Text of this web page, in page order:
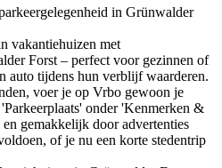
in Grünwalder
vakantiehuizen met
Forst – perfect voor gezinnen of
auto tijdens hun verblijf waarderen.
voer je op Vrbo gewoon je
onder 'Kenmerken &
gemakkelijk door advertenties
of je nu een korte stedentrip